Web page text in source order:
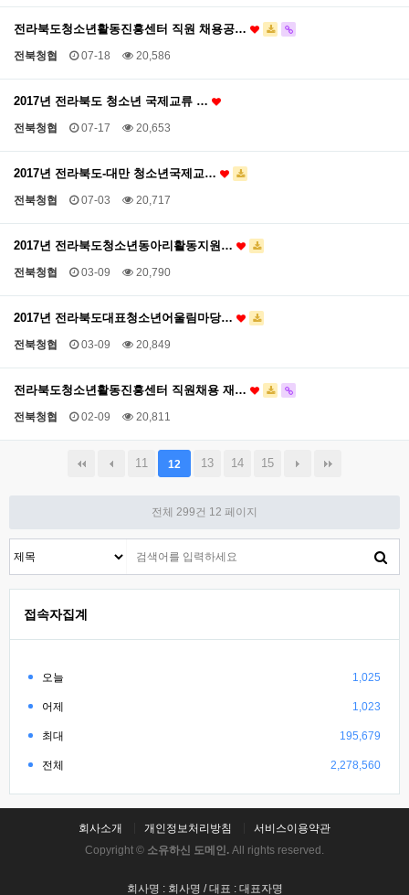
전라북도청소년활동진흥센터 직원 채용공…
전북청협 07-18 20,586
2017년 전라북도 청소년 국제교류 …
전북청협 07-17 20,653
2017년 전라북도-대만 청소년국제교…
전북청협 07-03 20,717
2017년 전라북도청소년동아리활동지원…
전북청협 03-09 20,790
2017년 전라북도대표청소년어울림마당…
전북청협 03-09 20,849
전라북도청소년활동진흥센터 직원채용 재…
전북청협 02-09 20,811
11 12 13 14 15
전체 299건 12 페이지
접속자집계
오늘 1,025
어제 1,023
최대 195,679
전체 2,278,560
회사소개 개인정보처리방침
서비스이용약관
Copyright © 소유하신 도메인. All rights reserved.
회사명 : 회사명 / 대표 : 대표자명